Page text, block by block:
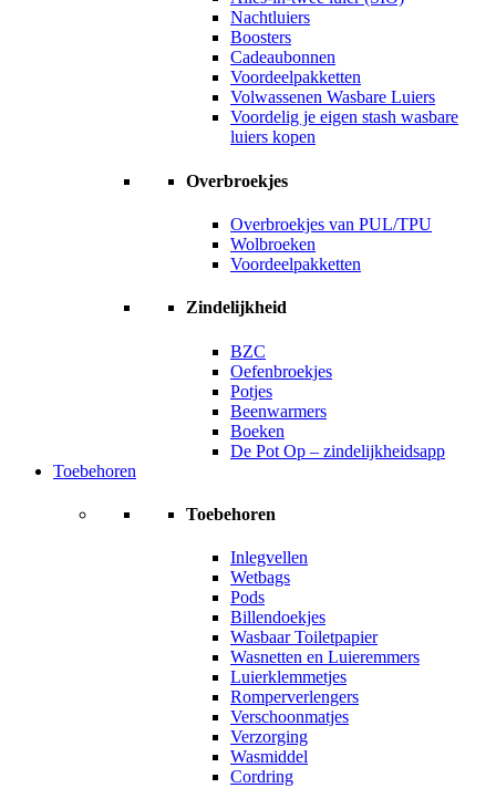
Nachtluiers
Boosters
Cadeaubonnen
Voordeelpakketten
Volwassenen Wasbare Luiers
Voordelig je eigen stash wasbare
luiers kopen
Overbroekjes
Overbroekjes van PUL/TPU
Wolbroeken
Voordeelpakketten
Zindelijkheid
BZC
Oefenbroekjes
Potjes
Beenwarmers
Boeken
De Pot Op – zindelijkheidsapp
Toebehoren
Toebehoren
Inlegvellen
Wetbags
Pods
Billendoekjes
Wasbaar Toiletpapier
Wasnetten en Luieremmers
Luierklemmetjes
Romperverlengers
Verschoonmatjes
Verzorging
Wasmiddel
Cordring